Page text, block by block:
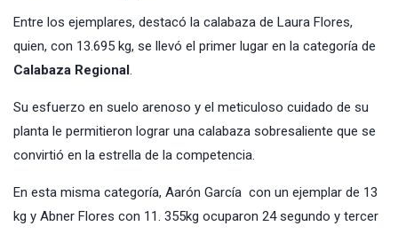
Entre los ejemplares, destacó la calabaza de Laura Flores,
quien, con 13.695 kg, se llevó el primer lugar en la categoría de
Calabaza Regional .
Su esfuerzo en suelo arenoso y el meticuloso cuidado de su
planta le permitieron lograr una calabaza sobresaliente que se
convirtió en la estrella de la competencia.
En esta misma categoría, Aarón García con un ejemplar de 13
kg y Abner Flores con 11. 355kg ocuparon 24 segundo y tercer